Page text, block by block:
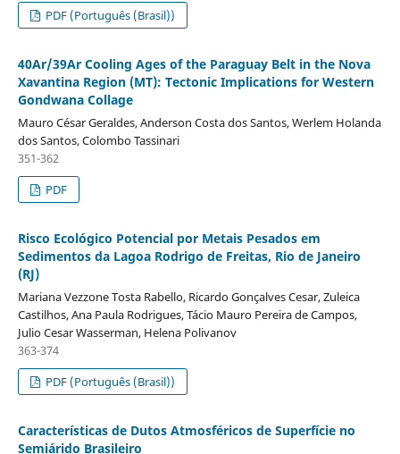
PDF (Português (Brasil))
40Ar/39Ar Cooling Ages of the Paraguay Belt in the Nova
Xavantina Region (MT): Tectonic Implications for Western
Gondwana Collage
Mauro César Geraldes, Anderson Costa dos Santos, Werlem Holanda
dos Santos, Colombo Tassinari
351-362
PDF
Risco Ecológico Potencial por Metais Pesados em
Sedimentos da Lagoa Rodrigo de Freitas, Rio de Janeiro
(RJ)
Mariana Vezzone Tosta Rabello, Ricardo Gonçalves Cesar, Zuleica
Castilhos, Ana Paula Rodrigues, Tácio Mauro Pereira de Campos,
Julio Cesar Wasserman, Helena Polivanov
363-374
PDF (Português (Brasil))
Características de Dutos Atmosféricos de Superfície no
Semiárido Brasileiro